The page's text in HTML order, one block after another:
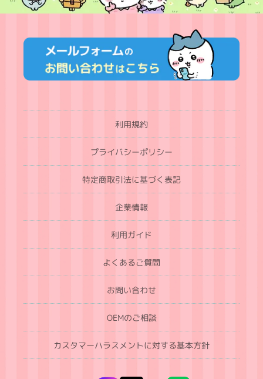
利用規約
プライバシーポリシー
特定商取引法に基づく表記
企業情報
利用ガイド
よくあるご質問
お問い合わせ
OEMのご相談
カスタマーハラスメントに対する基本方針